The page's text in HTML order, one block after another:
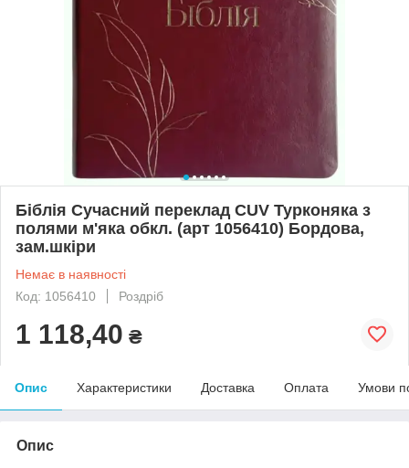
Біблія Сучасний переклад CUV Турконяка з
полями м'яка обкл. (арт 1056410) Бордова,
зам.шкіри
Немає в наявності
Код: 1056410
Роздріб
1 118,40 ₴
Опис Характеристики Доставка Оплата Умови
Опис